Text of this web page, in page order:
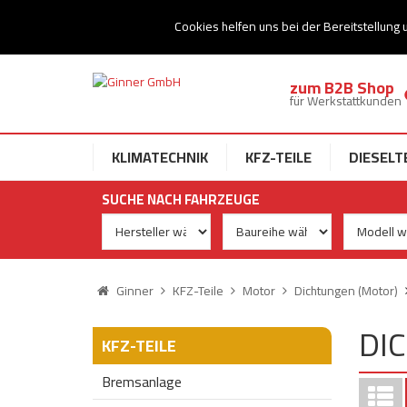
Cookies helfen uns bei der Bereitstellung
Ihr Speziallist für Dieseltechnik
zum B2B Shop
für Werkstattkunden
KLIMATECHNIK KFZ-TEILE
SUCHE NACH FAHRZEUGE
Ginner KFZ-Teile Motor Dichtungen (Motor)
KFZ-TEILE
Bremsanlage